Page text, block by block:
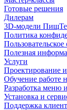
Готовые решения
Дилерам
3D-модели
Политика
Полезная
Услуги
Проектирование
Обучение работе
Разработка меню
Установка и
Поддержка